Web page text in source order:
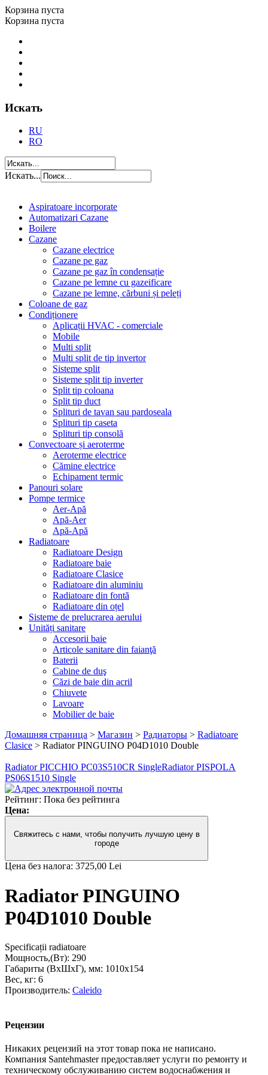
Корзина пуста
Корзина пуста
Искать
RU
RO
Искать...
Aspiratoare incorporate
Automatizari Cazane
Boilere
Cazane
Cazane electrice
Cazane pe gaz
Cazane pe gaz în condensație
Cazane pe lemne cu gazeificare
Cazane pe lemne, cărbuni și peleți
Coloane de gaz
Condiționere
Aplicații HVAC - comerciale
Mobile
Multi split
Multi split de tip invertor
Sisteme split
Sisteme split tip inverter
Split tip coloana
Split tip duct
Splituri de tavan sau pardoseala
Splituri tip caseta
Splituri tip consolă
Convectoare și aeroterme
Aeroterme electrice
Cămine electrice
Echipament termic
Panouri solare
Pompe termice
Aer-Apă
Apă-Aer
Apă-Apă
Radiatoare
Radiatoare Design
Radiatoare baie
Radiatoare Clasice
Radiatoare din aluminiu
Radiatoare din fontă
Radiatoare din oțel
Sisteme de prelucrarea aerului
Unități sanitare
Accesorii baie
Articole sanitare din faianţă
Baterii
Cabine de duş
Căzi de baie din acril
Chiuvete
Lavoare
Mobilier de baie
Домашняя страница > Магазин > Радиаторы > Radiatoare
Clasice > Radiator PINGUINO P04D1010 Double
Radiator PICCHIO PC03S510CR SingleRadiator PISPOLA
PS06S1510 Single
Рейтинг: Пока без рейтинга
Цена:
Свяжитесь с нами, чтобы получить лучшую цену в
городе
Цена без налога: 3725,00 Lei
Radiator PINGUINO
P04D1010 Double
Specificații radiatoare
Мощность,(Вт): 290
Габариты (ВxШxГ), мм: 1010x154
Вес, кг: 6
Производитель: Caleido
Рецензии
Никаких рецензий на этот товар пока не написано.
Компания Santehmaster предоставляет услуги по ремонту и
техническому обслуживанию систем водоснабжения и